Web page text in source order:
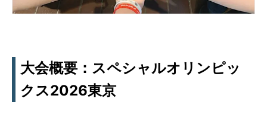
大会概要：スペシャルオリンピッ
クス2026東京